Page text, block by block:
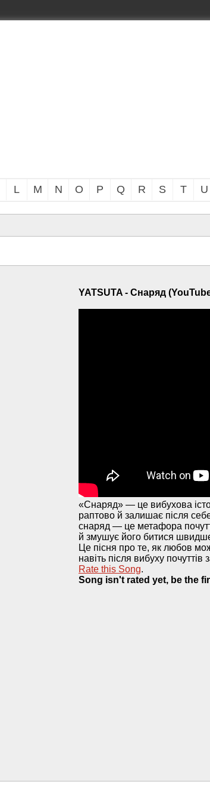
L M N O P Q R S T U
YATSUTA - Снаряд
«Снаряд» — це вибухова
раптово й залишає після
снаряд — це метафора
й змушує його битися
Це пісня про те, як любов
навіть після вибуху
Rate this Song.
Song isn't rated yet, be the